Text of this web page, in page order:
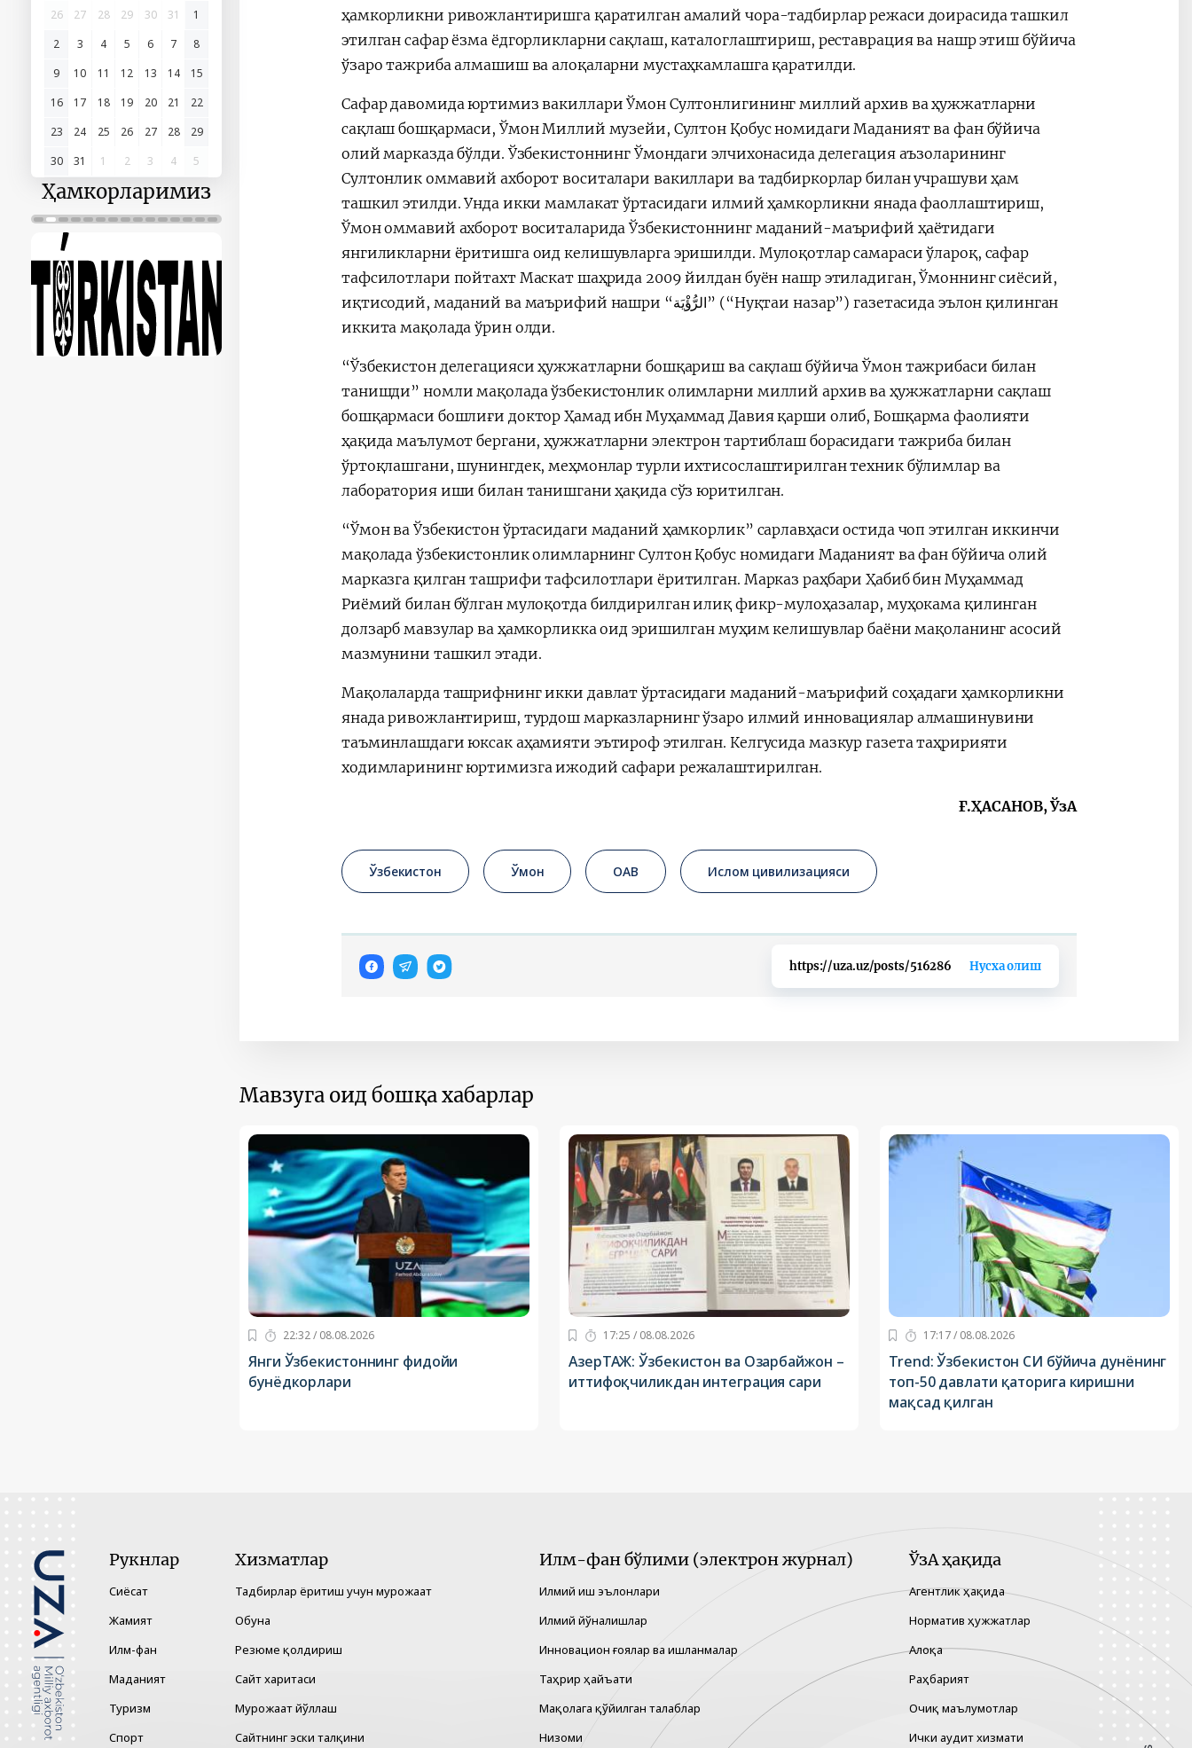
26
27 28 29 30 31
1
2
3 4 5 6 7
8
9
10 11 12 13 14
15
16
17 18 19 20 21
22
23
24 25 26 27 28
29
30
31 1 2 3 4 5
Ҳамкорларимиз
ҳамкорликни ривожлантиришга қаратилган амалий чора-тадбирлар режаси доирасида ташкил
этилган сафар ёзма ёдгорликларни сақлаш, каталоглаштириш, реставрация ва нашр этиш бўйича
ўзаро тажриба алмашиш ва алоқаларни мустаҳкамлашга қаратилди.
Сафар давомида юртимиз вакиллари Ўмон Султонлигининг миллий архив ва ҳужжатларни
сақлаш бошқармаси, Ўмон Миллий музейи, Султон Қобус номидаги Маданият ва фан бўйича
олий марказда бўлди. Ўзбекистоннинг Ўмондаги элчихонасида делегация аъзоларининг
Султонлик оммавий ахборот воситалари вакиллари ва тадбиркорлар билан учрашуви ҳам
ташкил этилди. Унда икки мамлакат ўртасидаги илмий ҳамкорликни янада фаоллаштириш,
Ўмон оммавий ахборот воситаларида Ўзбекистоннинг маданий-маърифий ҳаётидаги
янгиликларни ёритишга оид келишувларга эришилди. Мулоқотлар самараси ўлароқ, сафар
тафсилотлари пойтахт Маскат шаҳрида 2009 йилдан буён нашр этиладиган, Ўмоннинг сиёсий,
иқтисодий, маданий ва маърифий нашри “الرُّؤْيَة” (“Нуқтаи назар”) газетасида эълон қилинган
иккита мақолада ўрин олди.
“Ўзбекистон делегацияси ҳужжатларни бошқариш ва сақлаш бўйича Ўмон тажрибаси билан
танишди” номли мақолада ўзбекистонлик олимларни миллий архив ва ҳужжатларни сақлаш
бошқармаси бошлиғи доктор Ҳамад ибн Муҳаммад Давия қарши олиб, Бошқарма фаолияти
ҳақида маълумот бергани, ҳужжатларни электрон тартиблаш борасидаги тажриба билан
ўртоқлашгани, шунингдек, меҳмонлар турли ихтисослаштирилган техник бўлимлар ва
лаборатория иши билан танишгани ҳақида сўз юритилган.
“Ўмон ва Ўзбекистон ўртасидаги маданий ҳамкорлик” сарлавҳаси остида чоп этилган иккинчи
мақолада ўзбекистонлик олимларнинг Султон Қобус номидаги Маданият ва фан бўйича олий
марказга қилган ташрифи тафсилотлари ёритилган. Марказ раҳбари Ҳабиб бин Муҳаммад
Риёмий билан бўлган мулоқотда билдирилган илиқ фикр-мулоҳазалар, муҳокама қилинган
долзарб мавзулар ва ҳамкорликка оид эришилган муҳим келишувлар баёни мақоланинг асосий
мазмунини ташкил этади.
Мақолаларда ташрифнинг икки давлат ўртасидаги маданий-маърифий соҳадаги ҳамкорликни
янада ривожлантириш, турдош марказларнинг ўзаро илмий инновациялар алмашинувини
таъминлашдаги юксак аҳамияти эътироф этилган. Келгусида мазкур газета таҳририяти
ходимларининг юртимизга ижодий сафари режалаштирилган.
Ғ.ҲАСАНОВ, ЎзА
Ўзбекистон Ўмон ОАВ Ислом цивилизацияси
https://uza.uz/posts/516286 Нусха олиш
Мавзуга оид бошқа хабарлар
22:32 / 08.08.2026
Янги Ўзбекистоннинг фидойи
бунёдкорлари
17:25 / 08.08.2026
АзерТАЖ: Ўзбекистон ва Озарбайжон –
иттифоқчиликдан интеграция сари
17:17 / 08.08.2026
Trend: Ўзбекистон СИ бўйича дунёнинг
топ-50 давлати қаторига киришни
мақсад қилган
Рукнлар
Сиёсат
Жамият
Илм-фан
Маданият
Туризм
Спорт
Хизматлар
Тадбирлар ёритиш учун мурожаат
Обуна
Резюме қолдириш
Сайт харитаси
Мурожаат йўллаш
Сайтнинг эски талқини
Илм-фан бўлими (электрон журнал)
Илмий иш эълонлари
Илмий йўналишлар
Инновацион ғоялар ва ишланмалар
Таҳрир ҳайъати
Мақолага қўйилган талаблар
Низоми
ЎзА ҳақида
Агентлик ҳақида
Норматив ҳужжатлар
Алоқа
Раҳбарият
Очиқ маълумотлар
Ички аудит хизмати